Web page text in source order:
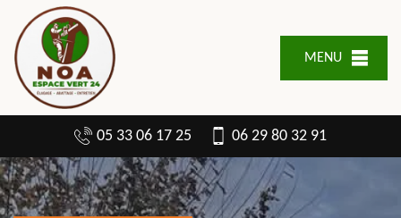
MENU
05 33 06 17 25 06 29 80 32 91